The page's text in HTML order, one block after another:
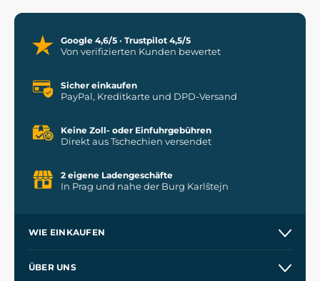
Google 4,6/5 · Trustpilot 4,5/5
Von verifizierten Kunden bewertet
Sicher einkaufen
PayPal, Kreditkarte und DPD-Versand
Keine Zoll- oder Einfuhrgebühren
Direkt aus Tschechien versendet
2 eigene Ladengeschäfte
In Prag und nahe der Burg Karlštejn
WIE EINKAUFEN
ÜBER UNS